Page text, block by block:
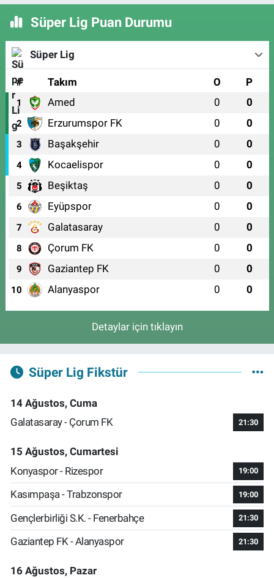
Süper Lig Puan Durumu
Süper Lig
# Takım O P
1 Amed 0 0
2 Erzurumspor FK 0 0
3 Başakşehir 0 0
4 Kocaelispor 0 0
5 Beşiktaş 0 0
6 Eyüpspor 0 0
7 Galatasaray 0 0
8 Çorum FK 0 0
9 Gaziantep FK 0 0
10 Alanyaspor 0 0
Detaylar için tıklayın
Süper Lig Fikstür
14 Ağustos, Cuma
Galatasaray - Çorum FK
21:30
15 Ağustos, Cumartesi
Konyaspor - Rizespor
19:00
Kasımpaşa - Trabzonspor 19:00
Gençlerbirliği S.K. - Fenerbahçe 21:30
Gaziantep FK - Alanyaspor 21:30
16 Ağustos, Pazar